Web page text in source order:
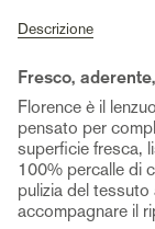
Descrizione
Fresco,
Florence è il
pensato per
superficie fresca,
100% percalle di
pulizia del
accompagnare il